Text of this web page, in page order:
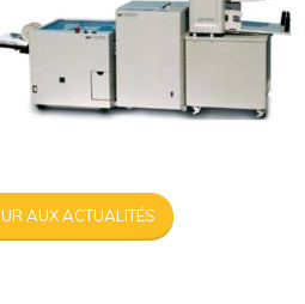
AUX ACTUALITÉS